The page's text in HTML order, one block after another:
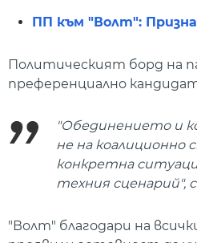
ПП към "Волт":
Политическият борд на
преференциално
"Обединението и
не на коалиционно
конкретна
техния сценарий",
"Волт" благодари на